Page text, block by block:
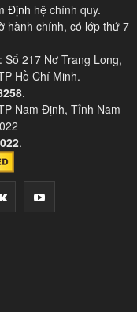
Định hệ chính quy.
hành chính, có lớp thứ 7
217 Nơ Trang Long,
Hồ Chí Minh.
.
Nam Định, Tỉnh Nam
.